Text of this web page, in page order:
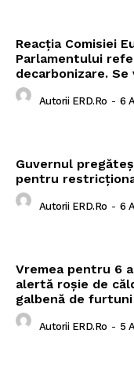
Reacția Comisiei
Parlamentului
decarbonizare. Se
Autorii ERD.ro - 6
Guvernul
pentru
Autorii ERD.ro - 6
Vremea pentru 6
alertă roșie de
galbenă de furtuni
Autorii ERD.ro - 5